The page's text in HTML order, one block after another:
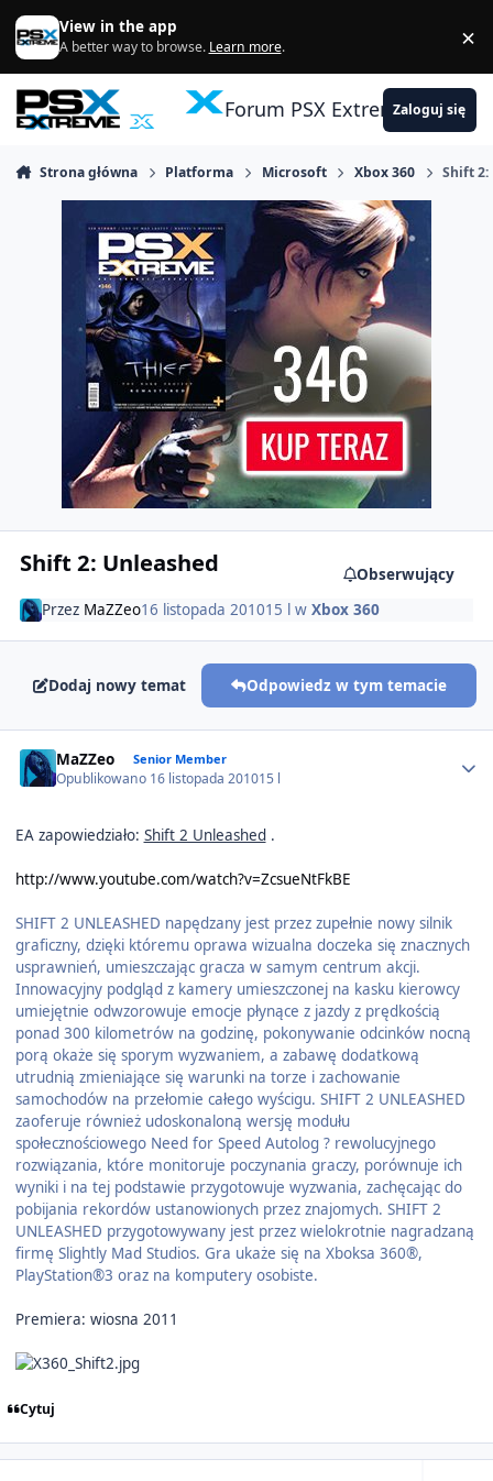
Skocz do zawartości
View in the app
A better way to browse. Learn more. ×
Forum PSX ExtremeZaloguj się
Strona główna Platforma Microsoft Xbox 360 Shift 2:
Shift 2: Unleashed
Obserwujący
Przez MaZZeo16 listopada 201015 l w Xbox 360
Dodaj nowy temat Odpowiedz w tym temacie
MaZZeo Senior Member
Opublikowano 16 listopada 201015 l
EA zapowiedziało: Shift 2 Unleashed.
http://www.youtube.com/watch?v=ZcsueNtFkBE
SHIFT 2 UNLEASHED napędzany jest przez zupełnie nowy silnik
graficzny, dzięki któremu oprawa wizualna doczeka się znacznych
usprawnień, umieszczając gracza w samym centrum akcji.
Innowacyjny podgląd z kamery umieszczonej na kasku kierowcy
umiejętnie odwzorowuje emocje płynące z jazdy z prędkością
ponad 300 kilometrów na godzinę, pokonywanie odcinków nocną
porą okaże się sporym wyzwaniem, a zabawę dodatkową
utrudnią zmieniające się warunki na torze i zachowanie
samochodów na przełomie całego wyścigu. SHIFT 2 UNLEASHED
zaoferuje również udoskonaloną wersję modułu
społecznościowego Need for Speed Autolog ? rewolucyjnego
rozwiązania, które monitoruje poczynania graczy, porównuje ich
wyniki i na tej podstawie przygotowuje wyzwania, zachęcając do
pobijania rekordów ustanowionych przez znajomych. SHIFT 2
UNLEASHED przygotowywany jest przez wielokrotnie nagradzaną
firmę Slightly Mad Studios. Gra ukaże się na Xboksa 360®,
PlayStation®3 oraz na komputery osobiste.
Premiera: wiosna 2011
Cytuj